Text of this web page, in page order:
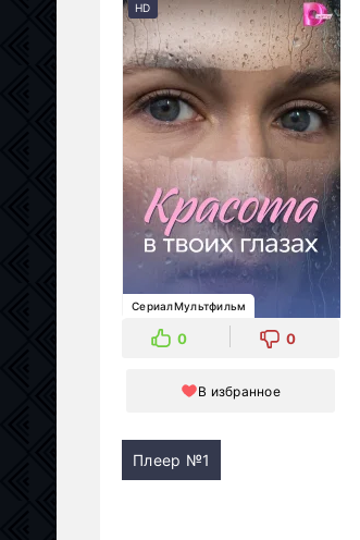
HD
СериалМультфильм
0 0
В избранное
Плеер №1